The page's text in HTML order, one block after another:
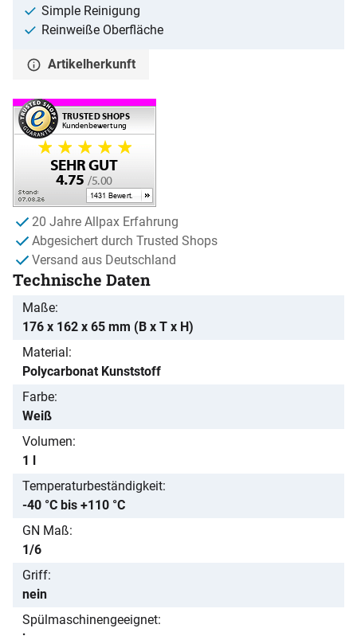
Simple Reinigung
Reinweiße Oberfläche
Artikelherkunft
20 Jahre Allpax Erfahrung
Abgesichert durch Trusted Shops
Versand aus Deutschland
Technische Daten
Maße
176 x 162 x 65 mm (B x T x H)
Material
Polycarbonat Kunststoff
Farbe
Weiß
Volumen
1 l
Temperaturbeständigkeit
-40 °C bis +110 °C
GN Maß
1/6
Griff
nein
Spülmaschinengeeignet